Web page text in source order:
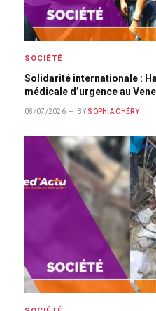
SOCIÉTÉ
Solidarité internationale :
médicale d’urgence au
08/07/2026 BY SOPHIA CHÉRY